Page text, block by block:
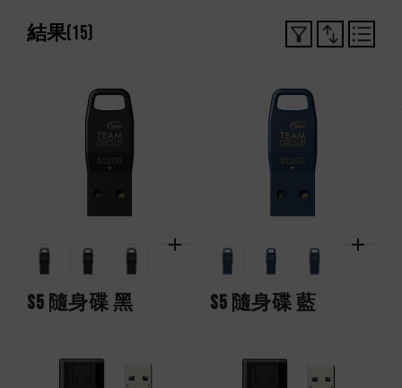
結果(15)
S5 隨身碟 黑 S5 隨身碟 藍